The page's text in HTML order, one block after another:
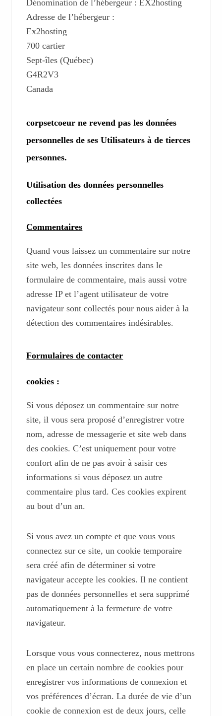
Dénomination de l’hébergeur : EX2hosting
Adresse de l’hébergeur :
Ex2hosting
700 cartier
Sept-îles (Québec)
G4R2V3
Canada
corpsetcoeur ne revend pas les données
personnelles de ses Utilisateurs à de tierces
personnes.
Utilisation des données personnelles
collectées
Commentaires
Quand vous laissez un commentaire sur notre
site web, les données inscrites dans le
formulaire de commentaire, mais aussi votre
adresse IP et l’agent utilisateur de votre
navigateur sont collectés pour nous aider à la
détection des commentaires indésirables.
Formulaires de contacter
cookies :
Si vous déposez un commentaire sur notre
site, il vous sera proposé d’enregistrer votre
nom, adresse de messagerie et site web dans
des cookies. C’est uniquement pour votre
confort afin de ne pas avoir à saisir ces
informations si vous déposez un autre
commentaire plus tard. Ces cookies expirent
au bout d’un an.
Si vous avez un compte et que vous vous
connectez sur ce site, un cookie temporaire
sera créé afin de déterminer si votre
navigateur accepte les cookies. Il ne contient
pas de données personnelles et sera supprimé
automatiquement à la fermeture de votre
navigateur.
Lorsque vous vous connecterez, nous mettrons
en place un certain nombre de cookies pour
enregistrer vos informations de connexion et
vos préférences d’écran. La durée de vie d’un
cookie de connexion est de deux jours, celle